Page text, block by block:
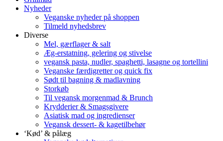
Nyheder
Veganske nyheder på shoppen
Tilmeld nyhedsbrev
Diverse
Mel, gærflager & salt
Æg-erstatning, gelering og stivelse
vegansk pasta, nudler, spaghetti, lasagne og tortellini
Veganske færdigretter og quick fix
Sødt til bagning & madlavning
Storkøb
Til vegansk morgenmad & Brunch
Krydderier & Smagsgivere
Asiatisk mad og ingredienser
Vegansk dessert- & kagetilbehør
‘Kød’ & pålæg